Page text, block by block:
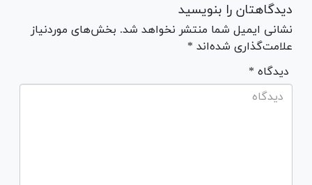
دیدگاهتان را بنویسید
نشانی ایمیل شما منتشر نخواهد شد. بخش‌های موردنیاز
علامت‌گذاری شده‌اند *
* دیدگاه